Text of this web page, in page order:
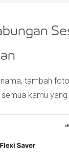
nama, tambah
kamu